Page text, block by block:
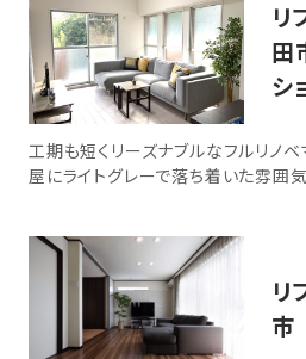
リ
田
シ
工期も短くリーズナブルなフルリノベ
屋にライトグレーで落ち着いた雰囲気
リ
市